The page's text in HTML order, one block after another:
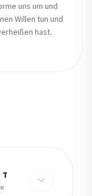
uns um und
Willen tun und
hast.
expand_more